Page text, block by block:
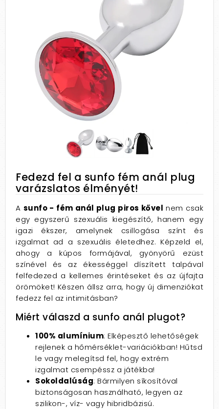
Fedezd fel a sunfo fém anál plug
varázslatos élményét!
A sunfo - fém anál plug piros kővel nem csak
egy egyszerű szexuális kiegészítő, hanem egy
igazi ékszer, amelynek csillogása színt és
izgalmat ad a szexuális életedhez. Képzeld el,
ahogy a kúpos formájával, gyönyörű ezüst
színével és az ékességgel díszített talpával
felfedezed a kellemes érintéseket és az újfajta
örömöket! Készen állsz arra, hogy új dimenziókat
fedezz fel az intimitásban?
Miért válaszd a sunfo anál plugot?
100% alumínium: Elképesztő lehetőségek
rejlenek a hőmérséklet-variációkban! Hűtsd
le vagy melegítsd fel, hogy extrém
izgalmat csempéssz a játékba!
Sokoldalúság: Bármilyen síkosítóval
biztonságosan használható, legyen az
szilikon-, víz- vagy hibridbázisú.